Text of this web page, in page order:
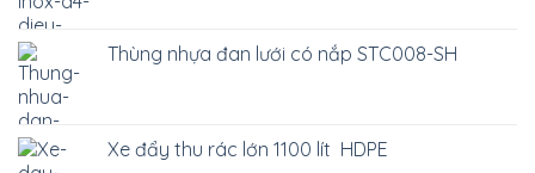
Thùng nhựa đan lưới có nắp STC008-SH
Xe đẩy thu rác lớn 1100 lít HDPE